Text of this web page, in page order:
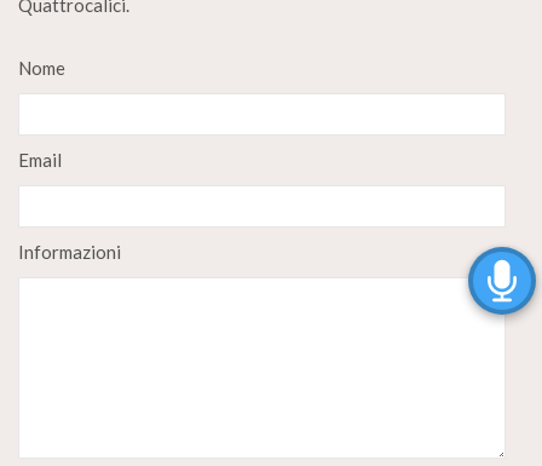
Quattrocalici.
Nome
Email
Informazioni